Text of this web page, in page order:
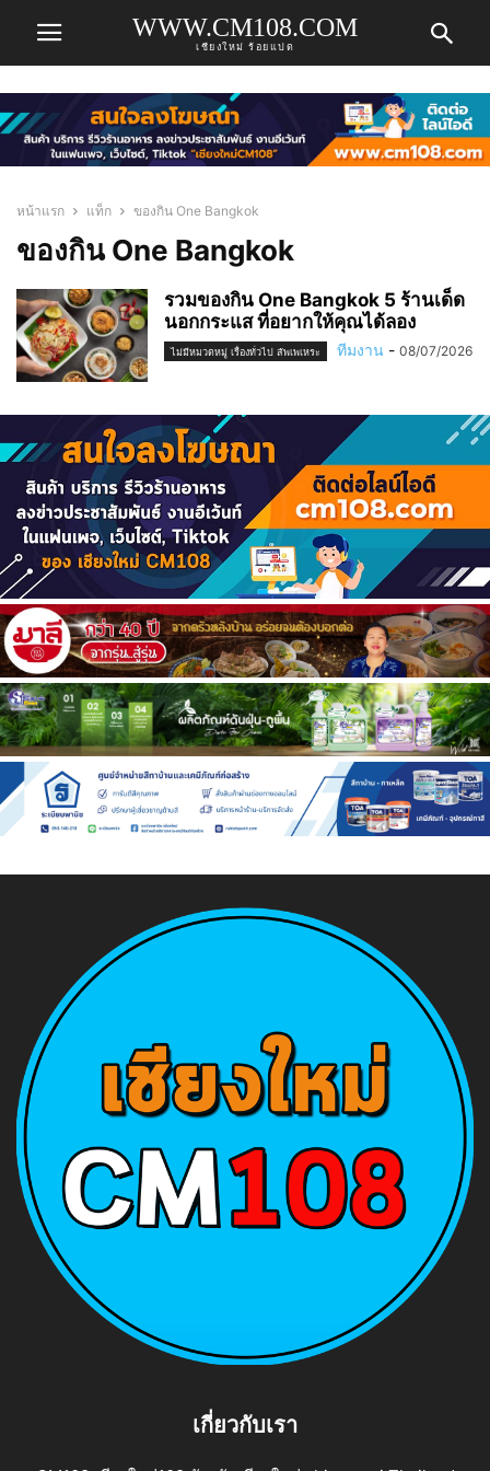
WWW.CM108.COM
เชียงใหม่ ร้อยแปด
หน้าแรก แท็ก ของกิน One Bangkok
ของกิน One Bangkok
รวมของกิน One Bangkok 5 ร้านเด็ด
นอกกระแส ที่อยากให้คุณได้ลอง
ไม่มีหมวดหมู่ เรื่องทั่วไป สัพเพเหระ ทีมงาน - 08/07/2026
เกี่ยวกับเรา